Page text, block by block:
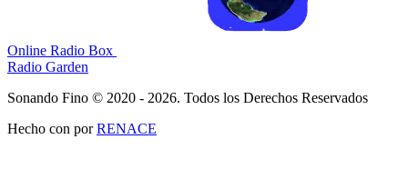
Online Radio Box
Radio Garden
Sonando Fino © 2020 - 2026. Todos los Derechos Reservados
Hecho con porRENACE